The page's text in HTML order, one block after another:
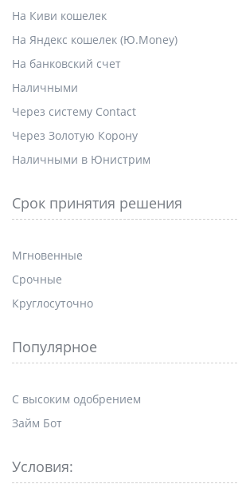
На Киви кошелек
На Яндекс кошелек (Ю.Money)
На банковский счет
Наличными
Через систему Contact
Через Золотую Корону
Наличными в Юнистрим
Срок принятия решения
Мгновенные
Срочные
Круглосуточно
Популярное
С высоким одобрением
Займ Бот
Условия: